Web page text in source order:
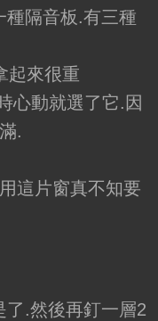
種隔音板.有三種
起來很重
心動就選了它.因
.
這片窗真不知要
了.然後再釘一層2